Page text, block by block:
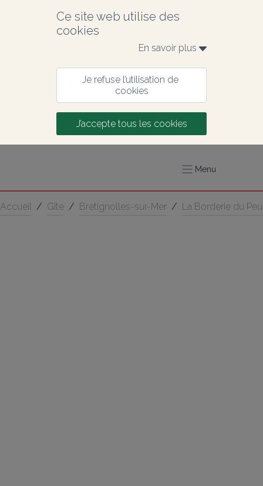
Ce site web utilise des
cookies
En savoir plus
Je refuse l’utilisation de
cookies
J’accepte tous les cookies
Menu
Accueil / Gîte / Bretignolles-sur-Mer / La Borderie du